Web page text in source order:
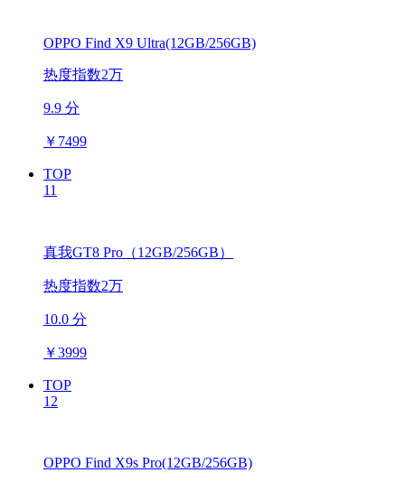
OPPO Find X9 Ultra(12GB/256GB)
热度指数2万
9.9 分
￥ 7499
TOP
11
真我GT8 Pro（12GB/256GB）
热度指数2万
10.0 分
￥3999
TOP
12
OPPO Find X9s Pro(12GB/256GB)